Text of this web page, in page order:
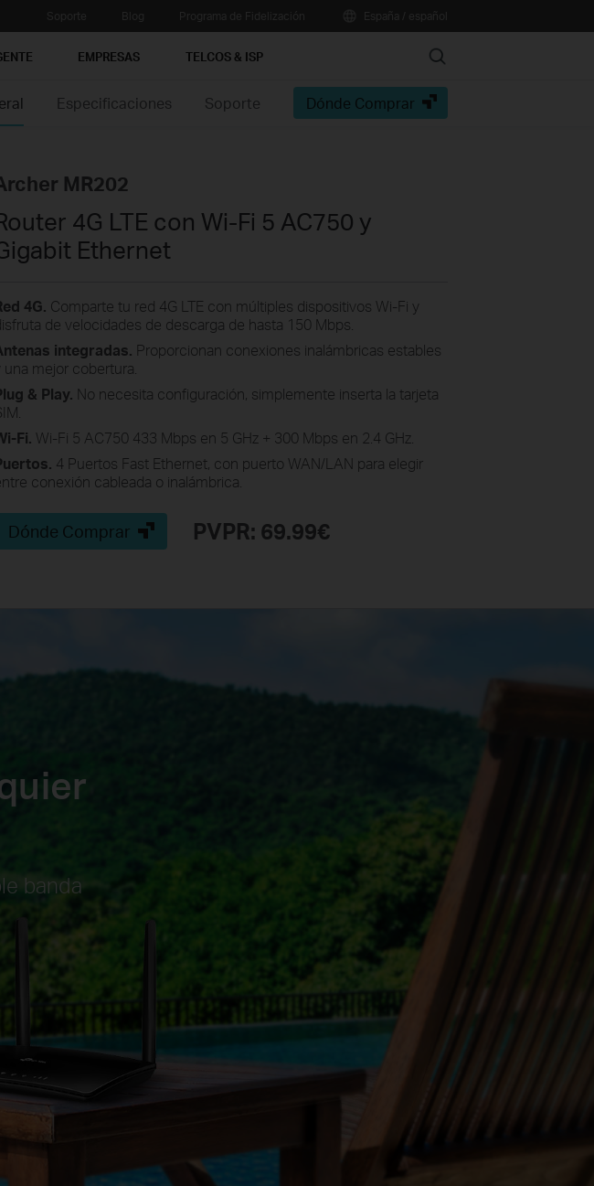
EMPRESAS TELCOS & ISP Search
Especificaciones Soporte Dónde Comprar
MR202
4G LTE con Wi-Fi 5 AC750 y
Ethernet
4G. Comparte tu red 4G LTE con múltiples dispositivos Wi-Fi y
de velocidades de descarga de hasta 150 Mbps.
integradas. Proporcionan conexiones inalámbricas estables
una mejor cobertura.
& Play. No necesita configuración, simplemente inserta la tarjeta
Fi. Wi-Fi 5 AC750 433 Mbps en 5 GHz + 300 Mbps en 2.4 GHz.
4 Puertos Fast Ethernet, con puerto WAN/LAN para elegir
conexión cableada o inalámbrica.
Dónde Comprar PVPR: 69.99€
banda